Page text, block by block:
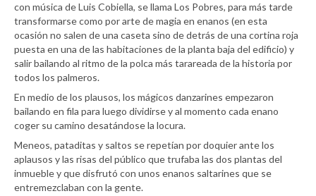
con música de Luis Cobiella, se llama Los Pobres, para más tarde
transformarse como por arte de magia en enanos (en esta
ocasión no salen de una caseta sino de detrás de una cortina roja
puesta en una de las habitaciones de la planta baja del edificio) y
salir bailando al ritmo de la polca más tarareada de la historia por
todos los palmeros.
En medio de los plausos, los mágicos danzarines empezaron
bailando en fila para luego dividirse y al momento cada enano
coger su camino desatándose la locura.
Meneos, pataditas y saltos se repetían por doquier ante los
aplausos y las risas del público que trufaba las dos plantas del
inmueble y que disfrutó con unos enanos saltarines que se
entremezclaban con la gente.